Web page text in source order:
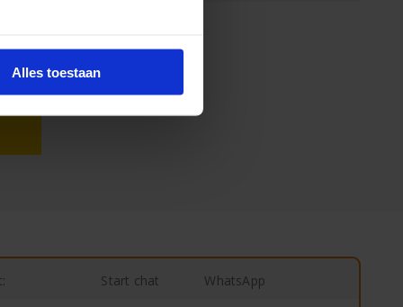
Alles toestaan
Start chat WhatsApp